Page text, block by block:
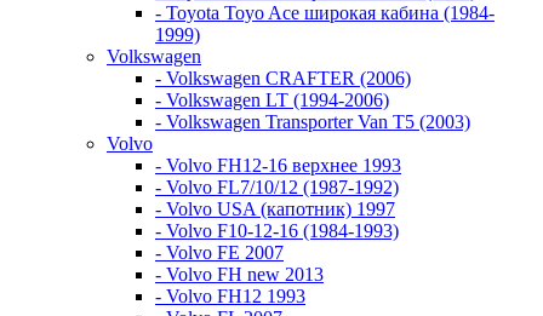
- Toyota Toyo Ace широкая кабина (1984-
1999)
Volkswagen
- Volkswagen CRAFTER (2006)
- Volkswagen LT (1994-2006)
- Volkswagen Transporter Van T5 (2003)
Volvo
- Volvo FH12-16 верхнее 1993
- Volvo FL7/10/12 (1987-1992)
- Volvo USA (капотник) 1997
- Volvo F10-12-16 (1984-1993)
- Volvo FE 2007
- Volvo FH new 2013
- Volvo FH12 1993